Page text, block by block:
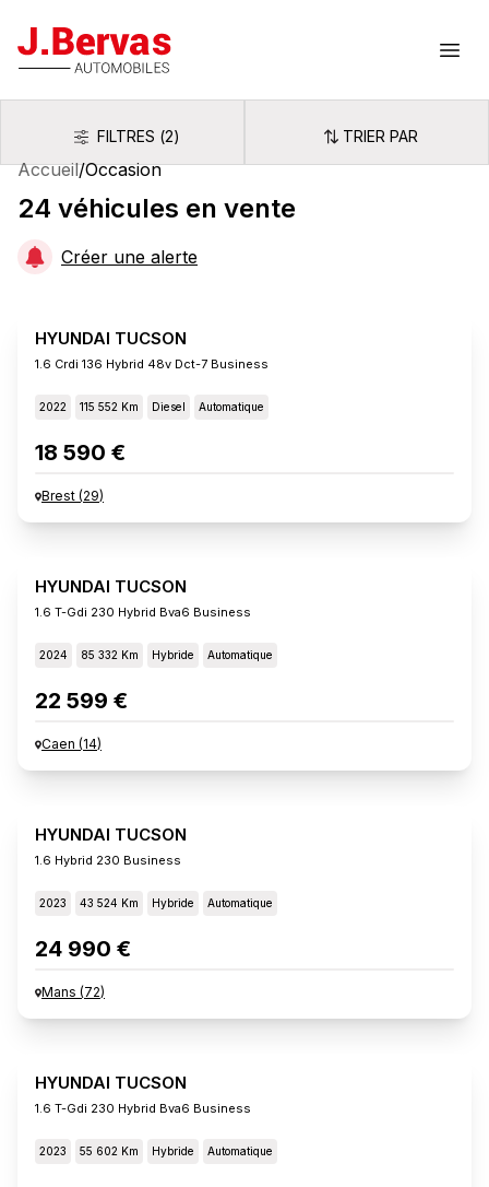
J.Bervas
FiltresFILTRES (2) Trier par
TRIER PAR
Accueil/Occasion
24 véhicules en vente
Créer une alerte
HYUNDAI TUCSON
1.6 Crdi 136 Hybrid 48v Dct-7 Business
2022 115 552 Km Diesel Automatique
18 590 €
Brest (29)
HYUNDAI TUCSON
1.6 T-Gdi 230 Hybrid Bva6 Business
2024 85 332 Km Hybride Automatique
22 599 €
Caen (14)
HYUNDAI TUCSON
1.6 Hybrid 230 Business
2023 43 524 Km Hybride Automatique
24 990 €
Mans (72)
HYUNDAI TUCSON
1.6 T-Gdi 230 Hybrid Bva6 Business
2023 55 602 Km Hybride Automatique